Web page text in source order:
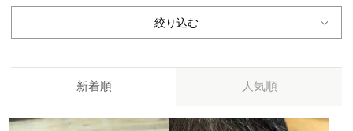
絞り込む
新着順 人気順